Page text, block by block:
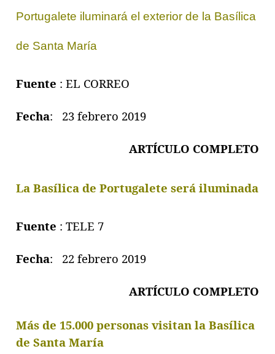
Portugalete iluminará el exterior de la Basílica
de Santa María
Fuente : EL CORREO
Fecha: 23 febrero 2019
ARTÍCULO COMPLETO
La Basílica de Portugalete será iluminada
Fuente : TELE 7
Fecha: 22 febrero 2019
ARTÍCULO COMPLETO
Más de 15.000 personas visitan la Basílica
de Santa María